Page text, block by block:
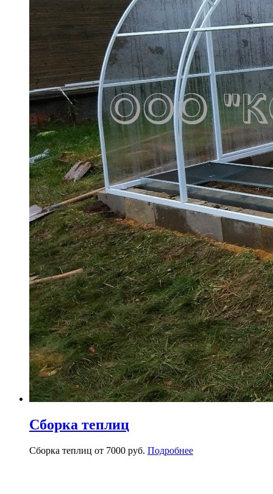
Сборка теплиц
Сборка теплиц от 7000 руб. Подробнее